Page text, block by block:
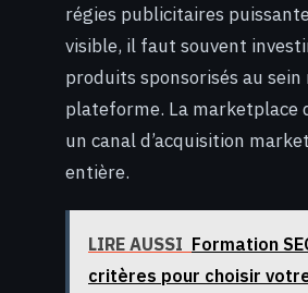
régies publicitaires
visible, il faut souvent
produits sponsorisés au sein
plateforme. La marketplace
un canal d’acquisition
entière.
LIRE AUSSI Formation
critères pour choisir